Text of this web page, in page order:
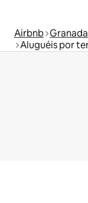
Airbnb Granada
Aluguéis por